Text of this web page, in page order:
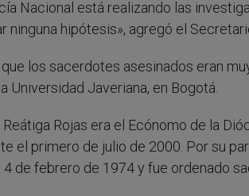
Nacional está realizando las
ninguna hipótesis», agregó el
los sacerdotes asesinados eran
Universidad Javeriana, en Bogotá.
Reátiga Rojas era el Ecónomo de la
el primero de julio de 2000. Por su
4 de febrero de 1974 y fue ordenado